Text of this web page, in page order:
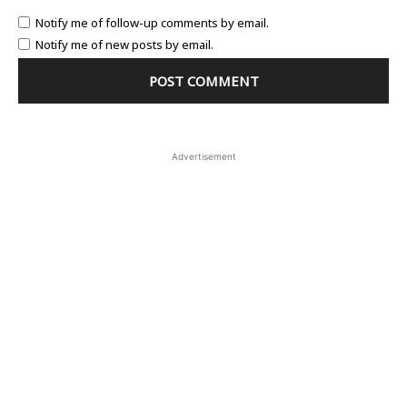
Notify me of follow-up comments by email.
Notify me of new posts by email.
Advertisement